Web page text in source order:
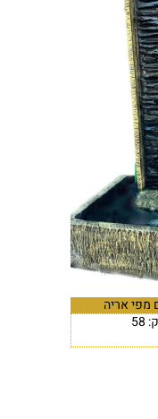
מפי אריה